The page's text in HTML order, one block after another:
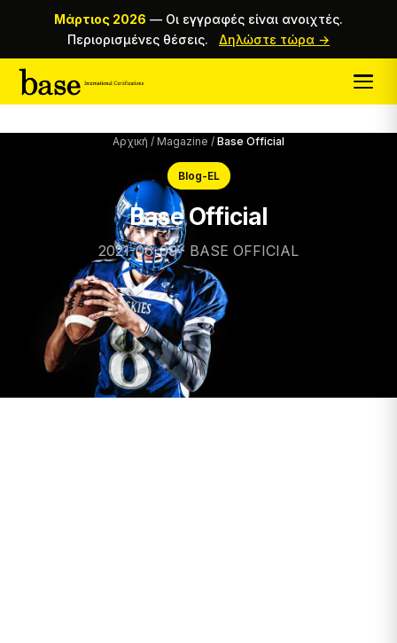
Μάρτιος 2026 — Οι εγγραφές είναι ανοιχτές.
Περιορισμένες θέσεις.
Δηλώστε τώρα →
Αρχική / Magazine / Base Official
Blog-EL
Base Official
2021-06-09 · BASE OFFICIAL